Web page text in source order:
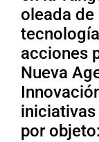
oleada
acciones
Nueva
por objeto: